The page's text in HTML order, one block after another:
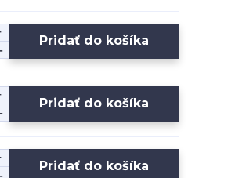
Pridať do košíka
Pridať do košíka
Pridať do košíka